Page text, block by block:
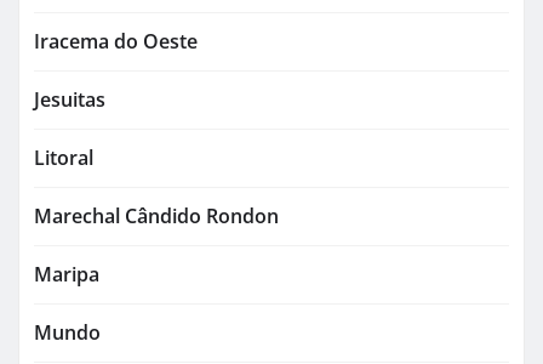
Iracema do Oeste
Jesuitas
Litoral
Marechal Cândido Rondon
Maripa
Mundo